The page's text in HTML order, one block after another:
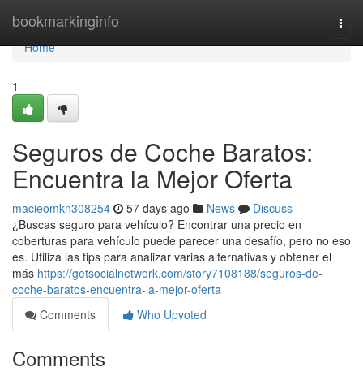
bookmarkinginfo
Home
Home
1
Seguros de Coche Baratos:
Encuentra la Mejor Oferta
macieomkn308254 57 days ago News
Discuss
¿Buscas seguro para vehículo? Encontrar una precio en
coberturas para vehículo puede parecer una desafío, pero no eso
es. Utiliza las tips para analizar varias alternativas y obtener el
más https://getsocialnetwork.com/story7108188/seguros-de-
coche-baratos-encuentra-la-mejor-oferta
Comments
Who Upvoted
Comments